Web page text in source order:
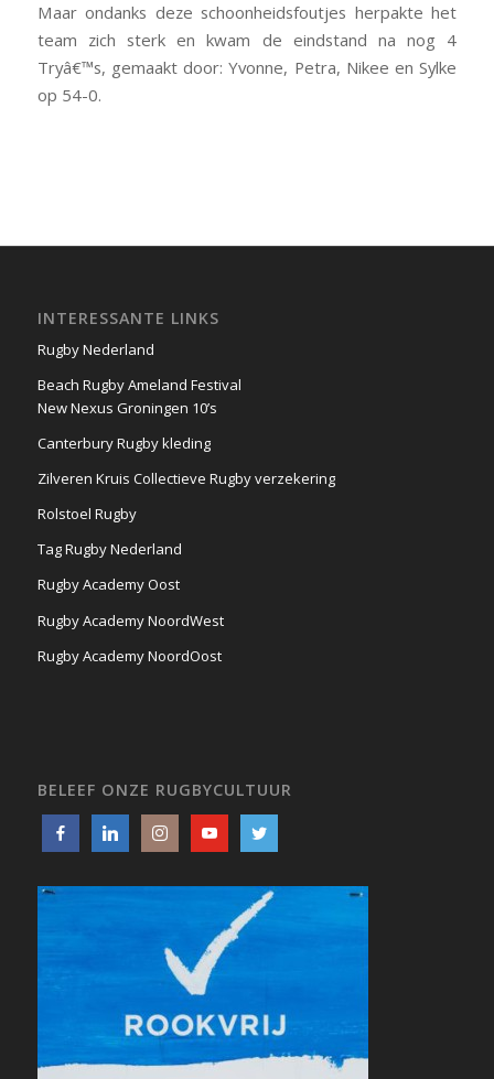
Maar ondanks deze schoonheidsfoutjes herpakte het
team zich sterk en kwam de eindstand na nog 4
Tryâ€™s, gemaakt door: Yvonne, Petra, Nikee en Sylke
op 54-0.
INTERESSANTE LINKS
Rugby Nederland
Beach Rugby Ameland Festival
New Nexus Groningen 10’s
Canterbury Rugby kleding
Zilveren Kruis Collectieve Rugby verzekering
Rolstoel Rugby
Tag Rugby Nederland
Rugby Academy Oost
Rugby Academy NoordWest
Rugby Academy NoordOost
BELEEF ONZE RUGBYCULTUUR